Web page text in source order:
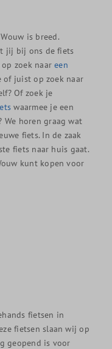
is breed.
jij bij ons de fiets
zoek naareen
juist op zoek naar
Of zoek je
waarmee je een
We horen graag wat
fiets. In de zaak
fiets naar huis gaat.
kunt kopen voor
fietsen in
fietsen slaan wij op
geopend is voor